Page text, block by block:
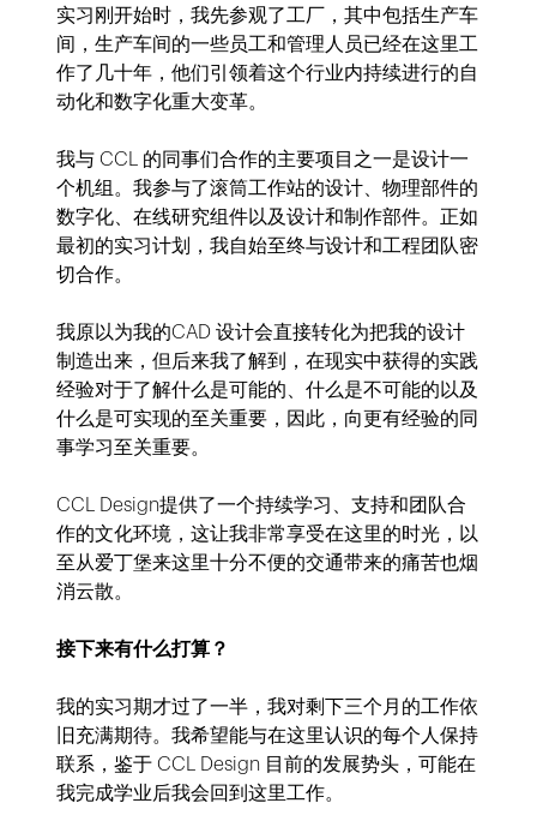
实习刚开始时，我先参观了工厂，其中包括生产车
间，生产车间的一些员工和管理人员已经在这里工
作了几十年，他们引领着这个行业内持续进行的自
动化和数字化重大变革。
我与 CCL 的同事们合作的主要项目之一是设计一
个机组。我参与了滚筒工作站的设计、物理部件的
数字化、在线研究组件以及设计和制作部件。正如
最初的实习计划，我自始至终与设计和工程团队密
切合作。
我原以为我的CAD 设计会直接转化为把我的设计
制造出来，但后来我了解到，在现实中获得的实践
经验对于了解什么是可能的、什么是不可能的以及
什么是可实现的至关重要，因此，向更有经验的同
事学习至关重要。
CCL Design提供了一个持续学习、支持和团队合
作的文化环境，这让我非常享受在这里的时光，以
至从爱丁堡来这里十分不便的交通带来的痛苦也烟
消云散。
接下来有什么打算？
我的实习期才过了一半，我对剩下三个月的工作依
旧充满期待。我希望能与在这里认识的每个人保持
联系，鉴于 CCL Design 目前的发展势头，可能在
我完成学业后我会回到这里工作。